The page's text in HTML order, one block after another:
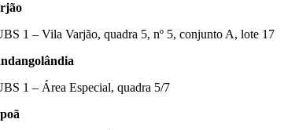
1 – Vila Varjão, quadra 5, nº 5, conjunto A, lote 17
1 – Área Especial, quadra 5/7